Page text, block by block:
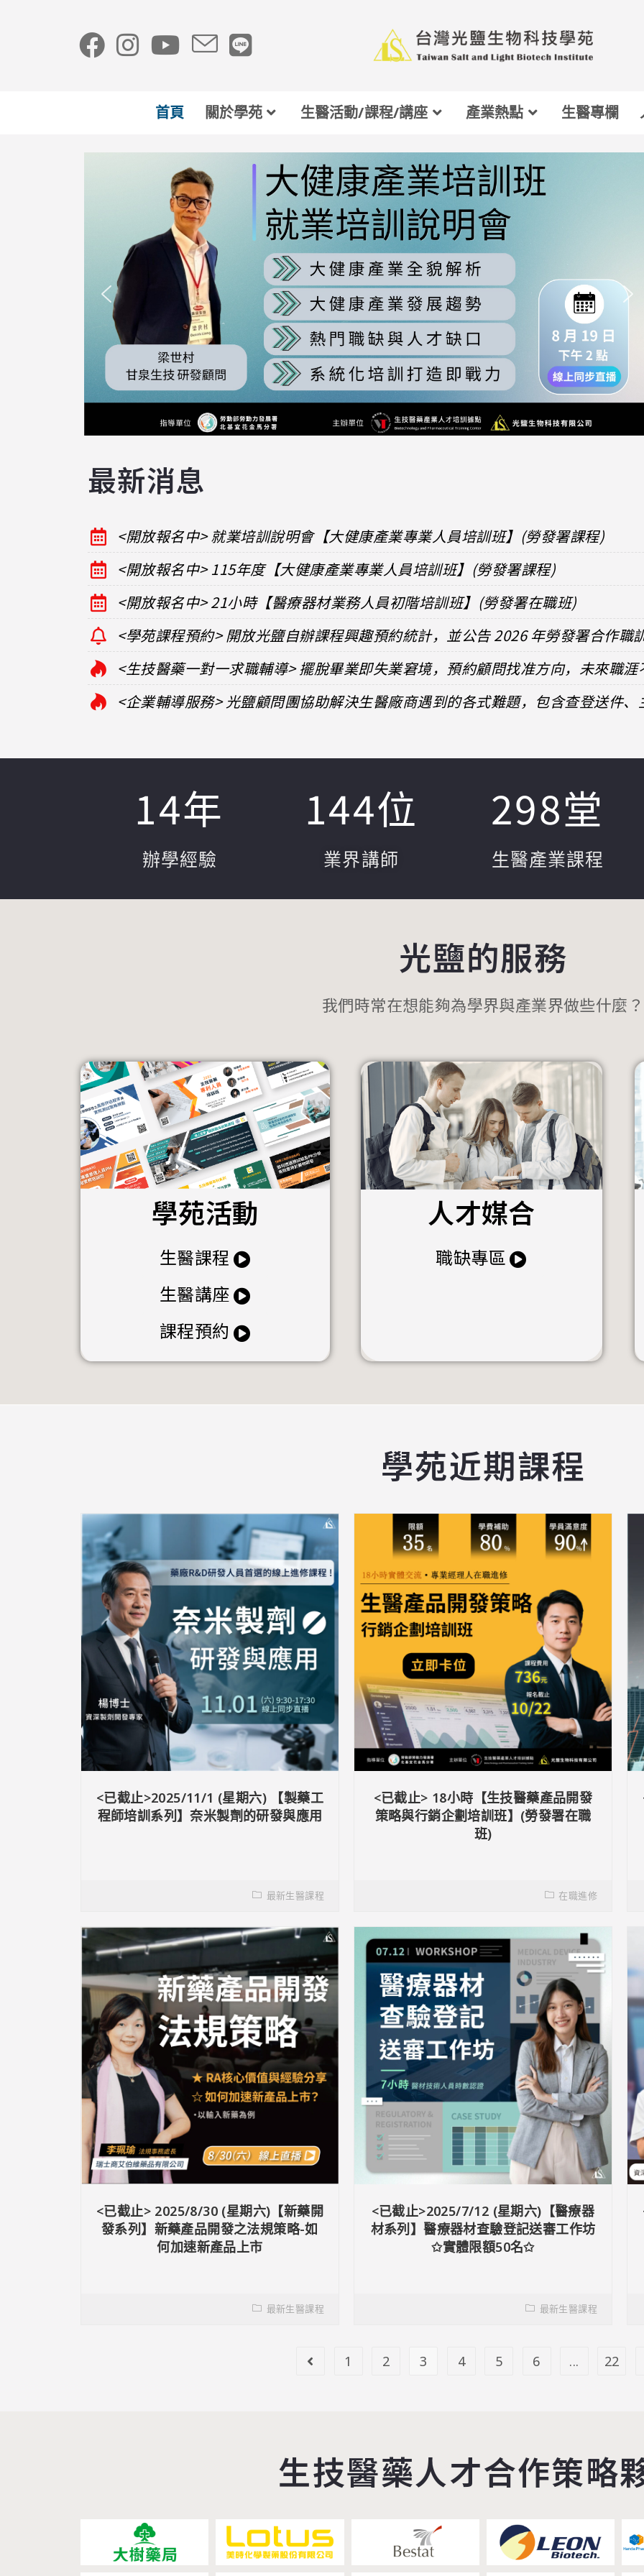
首頁 關於學苑 生醫活動/課程/講座 產業熱點 生醫專欄
最新消息
<開放報名中> 就業培訓說明會【大健康產業專業人員培訓班】(勞發署課程)
<開放報名中> 115年度【大健康產業專業人員培訓班】(勞發署課程)
<開放報名中> 21小時【醫療器材業務人員初階培訓班】(勞發署在職班)
<學苑課程預約> 開放光鹽自辦課程興趣預約統計，並公告 2026 年勞發署合作職
<生技醫藥一對一求職輔導> 擺脫畢業即失業窘境，預約顧問找准方向，未來職涯
<企業輔導服務> 光鹽顧問團協助解決生醫廠商遇到的各式難題，包含查登送件
辦學經驗
14年
業界講師
144位
生醫產業課程
298堂
光鹽的服務
我們時常在想能夠為學界與產業界做些什麼？
學苑活動
生醫課程
生醫講座
課程預約
人才媒合
職缺專區
學苑近期課程
<已截止>2025/11/1 (星期六) 【製藥工
程師培訓系列】奈米製劑的研發與應用
最新生醫課程
<已截止> 18小時【生技醫藥產品開發
策略與行銷企劃培訓班】(勞發署在職
班)
在職進修
<已截止> 2025/8/30 (星期六)【新藥開
發系列】新藥產品開發之法規策略-如
何加速新產品上市
最新生醫課程
<已截止>2025/7/12 (星期六)【醫療器
材系列】醫療器材查驗登記送審工作坊
✩實體限額50名✩
最新生醫課程
1 2 3 4 5 6 ... 22
生技醫藥人才合作策略